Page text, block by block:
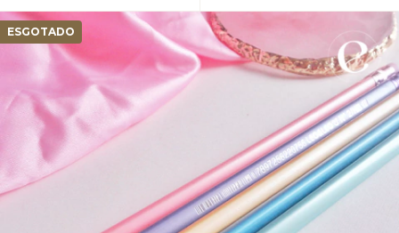
ESGOTADO